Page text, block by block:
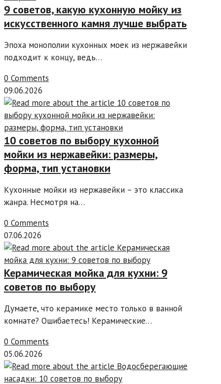
9 советов, какую кухонную мойку из
искусственного камня лучше выбрать
Эпоха монополии кухонных моек из нержавейки
подходит к концу, ведь…
0 Comments
09.06.2026
10 советов по выбору кухонной
мойки из нержавейки: размеры,
форма, тип установки
Кухонные мойки из нержавейки – это классика
жанра. Несмотря на…
0 Comments
07.06.2026
Керамическая мойка для кухни: 9
советов по выбору
Думаете, что керамике место только в ванной
комнате? Ошибаетесь! Керамические…
0 Comments
05.06.2026